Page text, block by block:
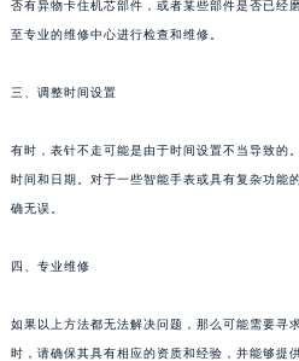
否有异物卡住机芯部件，或者某些部件是否已经
至专业的维修中心进行检查和维修。
三、调整时间设置
有时，表针不走可能是由于时间设置不当导致的
时间和日期。对于一些智能手表或具有复杂功能
确无误。
四、专业维修
如果以上方法都无法解决问题，那么可能需要寻
时，请确保其具有相应的资质和经验，并能够提